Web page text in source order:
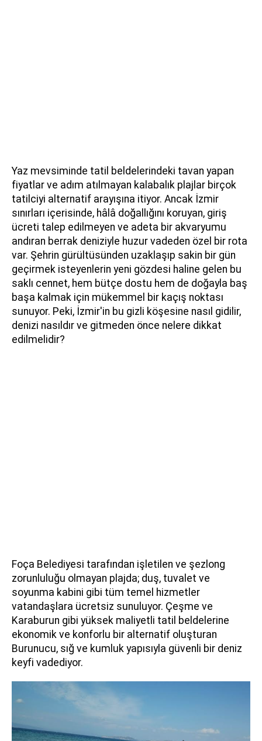
Yaz mevsiminde tatil beldelerindeki tavan yapan
fiyatlar ve adım atılmayan kalabalık plajlar birçok
tatilciyi alternatif arayışına itiyor. Ancak İzmir
sınırları içerisinde, hâlâ doğallığını koruyan, giriş
ücreti talep edilmeyen ve adeta bir akvaryumu
andıran berrak deniziyle huzur vadeden özel bir rota
var. Şehrin gürültüsünden uzaklaşıp sakin bir gün
geçirmek isteyenlerin yeni gözdesi haline gelen bu
saklı cennet, hem bütçe dostu hem de doğayla baş
başa kalmak için mükemmel bir kaçış noktası
sunuyor. Peki, İzmir'in bu gizli köşesine nasıl gidilir,
denizi nasıldır ve gitmeden önce nelere dikkat
edilmelidir?
Foça Belediyesi tarafından işletilen ve şezlong
zorunluluğu olmayan plajda; duş, tuvalet ve
soyunma kabini gibi tüm temel hizmetler
vatandaşlara ücretsiz sunuluyor. Çeşme ve
Karaburun gibi yüksek maliyetli tatil beldelerine
ekonomik ve konforlu bir alternatif oluşturan
Burunucu, sığ ve kumluk yapısıyla güvenli bir deniz
keyfi vadediyor.